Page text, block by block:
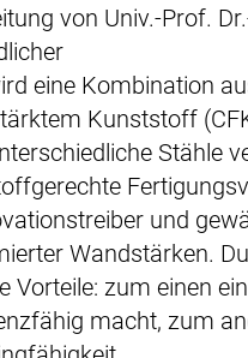
von Univ.-Prof.
eine Kombination
Kunststoff
Stähle
und
Wandstärken.
Vorteile: zum einen
macht, zum